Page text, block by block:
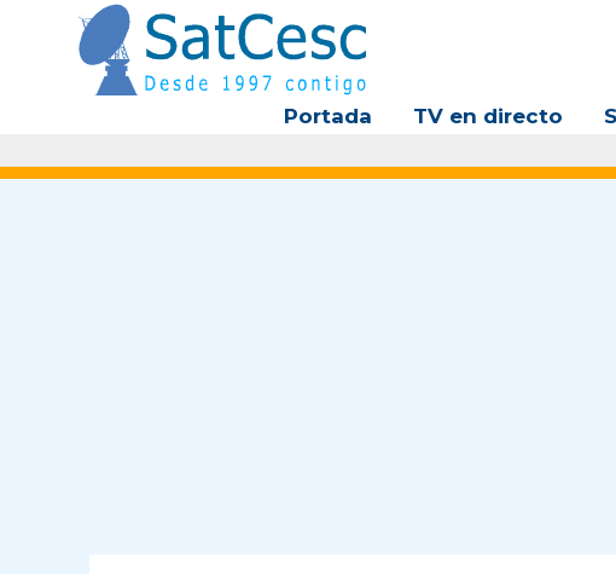
contenido
Portada TV en directo